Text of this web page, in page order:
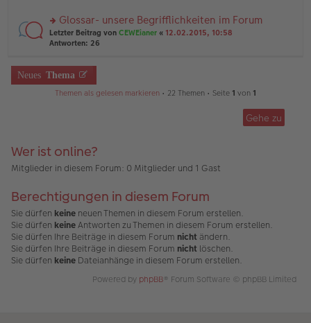
B
ei
tr
g
es
e
n
B
ei
tr
u
n
g
es
e
n
g
rs
te
n
g
ei
tr
Glossar- unsere Begrifflichkeiten im Forum
Letzter Beitrag von CEWEianer « 12.02.2015, 10:58
Antworten: 26
Neues Thema
Themen als gelesen markieren • 22 Themen • Seite 1 von 1
Gehe zu
Wer ist online?
Mitglieder in diesem Forum: 0 Mitglieder und 1 Gast
Berechtigungen in diesem Forum
Sie dürfen keine neuen Themen in diesem Forum erstellen.
Sie dürfen keineAntworten zu Themen in diesem Forum erstellen.
Sie dürfen Ihre Beiträge in diesem Forum nicht ändern.
Sie dürfen Ihre Beiträge in diesem Forum nicht löschen.
Sie dürfen keine Dateianhänge in diesem Forum erstellen.
Powered by phpBB® Forum Software © phpBB Limited